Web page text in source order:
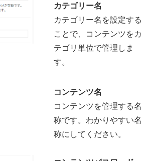
カテゴリー名
カテゴリー名を設定する
ことで、コンテンツをカ
テゴリ単位で管理しま
す。
コンテンツ名
コンテンツを管理する名
称です。わかりやすい名
称にしてください。